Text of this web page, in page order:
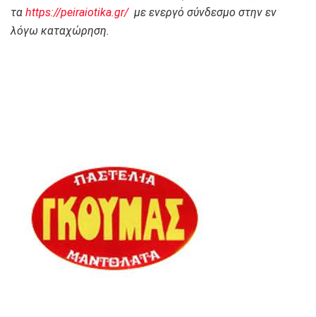
τα https://peiraiotika.gr/με ενεργό σύνδεσμο στην εν
λόγω καταχώρηση.